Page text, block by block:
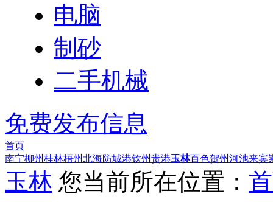
电脑
制砂
二手机械
免费发布信息
首页
南宁柳州桂林梧州北海防城港钦州贵港玉林百色贺州河池来宾
玉林 您当前所在位置：